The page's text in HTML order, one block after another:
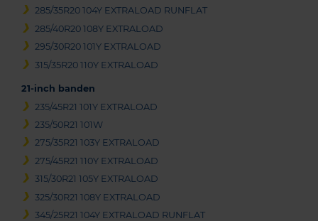
285/35R20 104Y EXTRALOAD RUNFLAT
285/40R20 108Y EXTRALOAD
295/30R20 101Y EXTRALOAD
315/35R20 110Y EXTRALOAD
21-inch banden
235/45R21 101Y EXTRALOAD
235/50R21 101W
275/35R21 103Y EXTRALOAD
275/45R21 110Y EXTRALOAD
315/30R21 105Y EXTRALOAD
325/30R21 108Y EXTRALOAD
345/25R21 104Y EXTRALOAD RUNFLAT